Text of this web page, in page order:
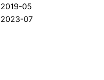
2019-05
2023-07